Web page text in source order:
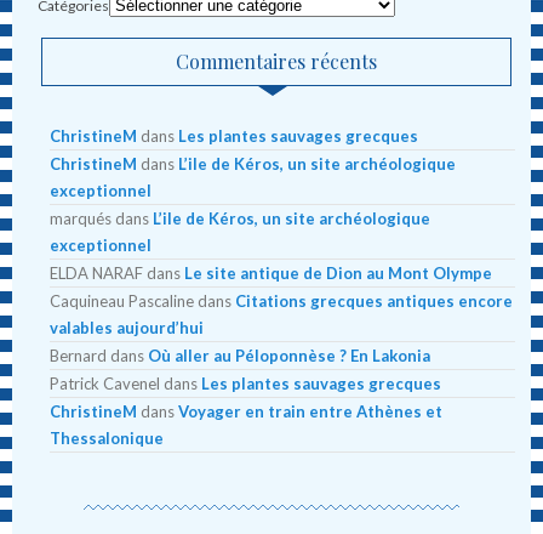
Catégories
Commentaires récents
ChristineM dans Les plantes sauvages grecques
ChristineM dans L’ile de Kéros, un site archéologique
exceptionnel
marqués dans L’ile de Kéros, un site archéologique
exceptionnel
ELDA NARAF dans Le site antique de Dion au Mont Olympe
Caquineau Pascaline dans Citations grecques antiques encore
valables aujourd’hui
Bernard dans Où aller au Péloponnèse ? En Lakonia
Patrick Cavenel dans Les plantes sauvages grecques
ChristineM dansVoyager en train entre Athènes et
Thessalonique